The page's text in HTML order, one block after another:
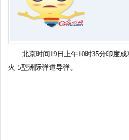
北京时间19日上午10时35分印度
火-5型洲际弹道导弹。